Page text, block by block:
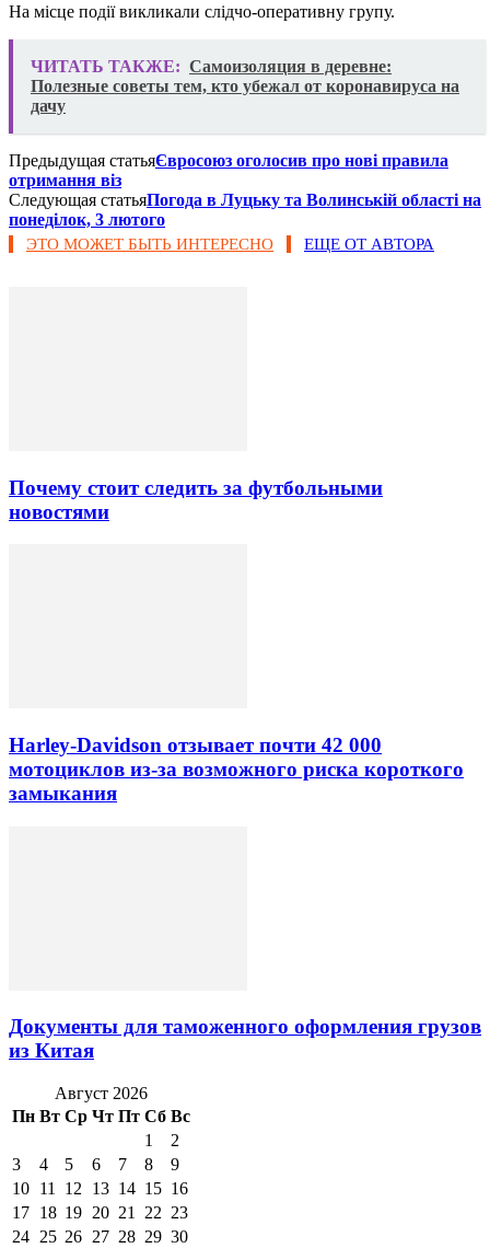
На місце події викликали слідчо-оперативну групу.
ЧИТАТЬ ТАКЖЕ: Самоизоляция в деревне:
Полезные советы тем, кто убежал от коронавируса на
дачу
Предыдущая статьяЄвросоюз оголосив про нові правила
отримання віз
Следующая статьяПогода в Луцьку та Волинській області на
понеділок, 3 лютого
ЭТО МОЖЕТ БЫТЬ ИНТЕРЕСНО ЕЩЕ ОТ АВТОРА
Почему стоит следить за футбольными
новостями
Harley-Davidson отзывает почти 42 000
мотоциклов из-за возможного риска короткого
замыкания
Документы для таможенного оформления грузов
из Китая
Август 2026
Пн Вт Ср Чт Пт Сб Вс
1
2
3
4 5 6 7 8
9
10 11 12 13 14 15 16
17 18 19 20 21 22 23
24 25 26 27 28 29 30